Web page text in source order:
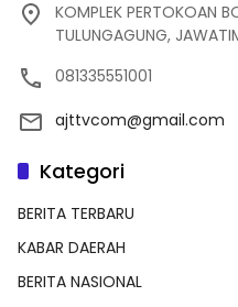
KOMPLEK PERTOKOAN
TULUNGAGUNG,
081335551001
ajttvcom@gmail.com
Kategori
BERITA TERBARU
KABAR DAERAH
BERITA NASIONAL